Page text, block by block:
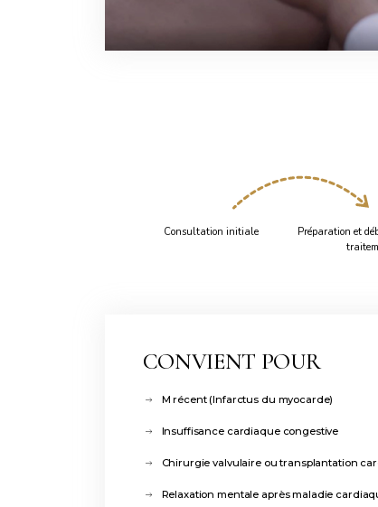
Consultation initiale
Préparation et
CONVIENT POUR
M récent (Infarctus du myocarde)
Insuffisance cardiaque congestive
Chirurgie valvulaire ou transplantation
Relaxation mentale après maladie